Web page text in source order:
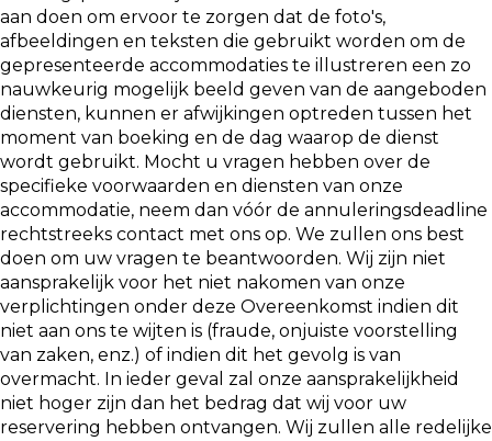
aan doen om ervoor te zorgen dat de foto's,
afbeeldingen en teksten die gebruikt worden om de
gepresenteerde accommodaties te illustreren een zo
nauwkeurig mogelijk beeld geven van de aangeboden
diensten, kunnen er afwijkingen optreden tussen het
moment van boeking en de dag waarop de dienst
wordt gebruikt. Mocht u vragen hebben over de
specifieke voorwaarden en diensten van onze
accommodatie, neem dan vóór de annuleringsdeadline
rechtstreeks contact met ons op. We zullen ons best
doen om uw vragen te beantwoorden. Wij zijn niet
aansprakelijk voor het niet nakomen van onze
verplichtingen onder deze Overeenkomst indien dit
niet aan ons te wijten is (fraude, onjuiste voorstelling
van zaken, enz.) of indien dit het gevolg is van
overmacht. In ieder geval zal onze aansprakelijkheid
niet hoger zijn dan het bedrag dat wij voor uw
reservering hebben ontvangen. Wij zullen alle redelijke